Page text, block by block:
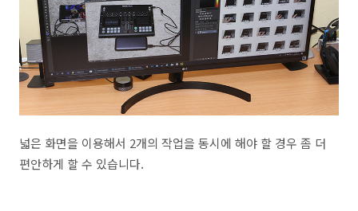
넓은 화면을 이용해서 2개의 작업을 동시에 해야 할 경우 좀 더
편안하게 할 수 있습니다.